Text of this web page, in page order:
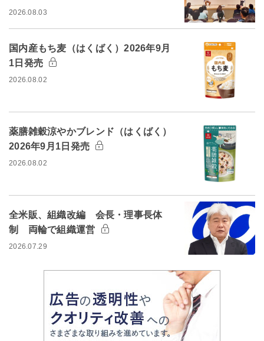
2026.08.03
国内産もち麦（はくばく）2026年9月
1日発売
2026.08.02
薬膳雑穀涼やかブレンド（はくばく）
2026年9月1日発売
2026.08.02
全米販、組織改編 会長・理事長体
制 両輪で組織運営
2026.07.29